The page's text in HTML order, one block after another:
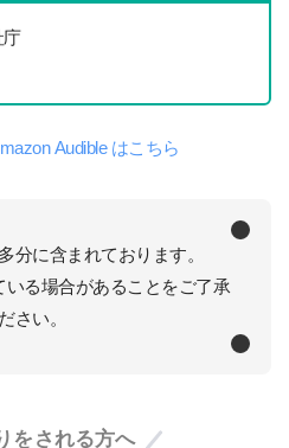
庁
Audible はこちら
分に含まれております。
る場合があることをご了承
さい。
をされる方へ